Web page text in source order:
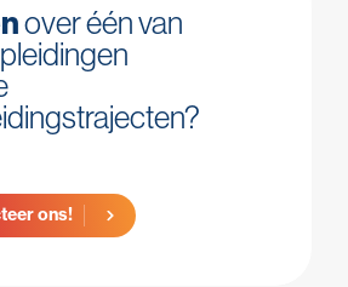
over één van
ons!